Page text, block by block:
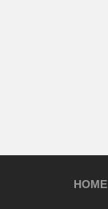
HOME